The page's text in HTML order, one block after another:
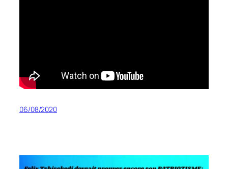
06/08/2020